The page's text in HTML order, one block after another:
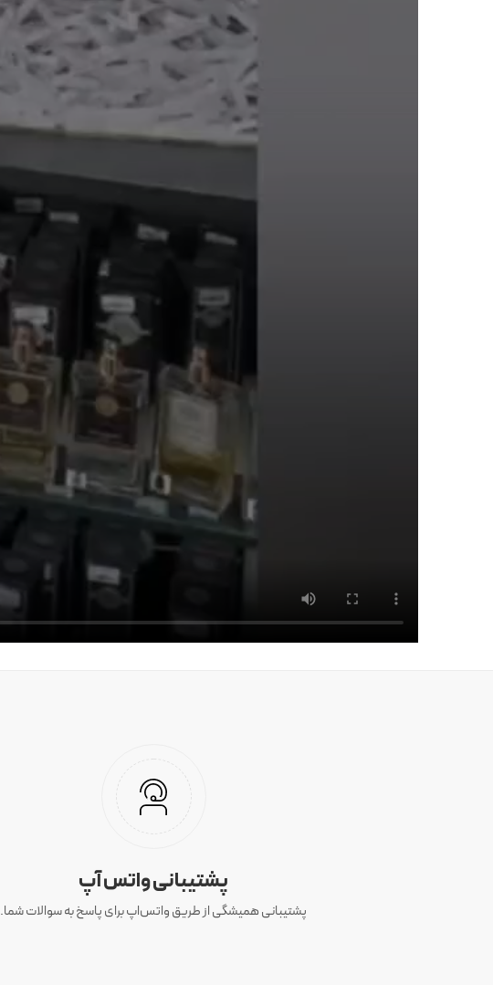
پشتیبانی واتس آپ
پشتیبانی همیشگی از طریق واتس‌اپ برای پاسخ به سوالات شما.